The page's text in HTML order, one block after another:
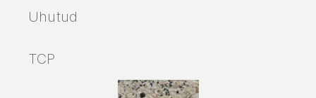
Uhutud
TCP